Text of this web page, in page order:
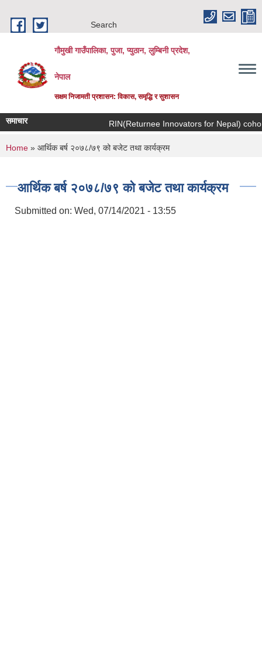
Search
गौमुखी गाउँपालिका, पुजा, प्युठान, लुम्बिनी प्रदेश,
नेपाल
सक्षम निजामती प्रशासन: विकास, समृद्धि र सुशासन
समाचार RIN(Returnee
You are here
Home » आर्थिक बर्ष २०७८/७९ को बजेट तथा कार्यक्रम
आर्थिक बर्ष २०७८/७९ को बजेट तथा कार्यक्रम
Submitted on: Wed, 07/14/2021 - 13:55